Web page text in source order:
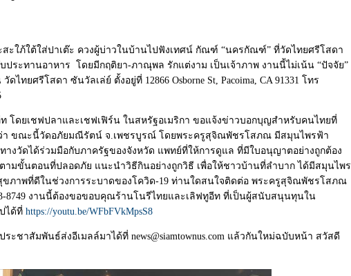
ะใภ้ใต้ใส่ปาเต๊ะ ควงผู้บ่าวในบ้านไปฟังเทศน์ กัณฑ์ “นครกัณฑ์” ที่วัดไทยศรีโสดา
ระทานอาหาร โดยมีกฤติยา-ภาณุพล รักแต่งาม เป็นเจ้าภาพ งานนี้ไม่เน้น “ปัจจัย”
ดไทยศรีโสดา ซันวัลเล่ย์ ตั้งอยู่ที่ 12866 Osborne St, Pacoima, CA 91331 โทร
โดยเชฟปลาและเชฟเฟิร์น ในสหรัฐอเมริกา ขอแจ้งข่าวบอกบุญสำหรับคนไทยที่
ว่า ขณะนี้วัดอภัยมณีรัตน์ จ.เพชรบูรณ์ โดยพระครูสุจิณพัชรโสภณ มีสมุนไพรฟ้า
างวัดได้ร่วมมือกับภาครัฐของจังหวัด แพทย์ที่ให้การดูแล ที่มีใบอนุญาตอย่างถูกต้อง
ามขั้นตอนที่ปลอดภัย แนะนำวิธีกินอย่างถูกวิธี เพื่อให้ชาวบ้านที่ลำบาก ได้มีสมุนไพร
ขภาพที่ดีในช่วงการระบาดของโควิด-19 ท่านใดสนใจติดต่อ พระครูสุจิณพัชรโสภณ
8749 งานนี้ต้องขอขอบคุณร้านโนรีไทยและเลิฟทูอีท ที่เป็นผู้สนับสนุนทุนใน
ได้ที่ https://youtu.be/WFbFVkMpsS8
ะชาสัมพันธ์ส่งอีเมลล์มาได้ที่ news@siamtownus.com แล้วกันใหม่ฉบับหน้า สวัสดี